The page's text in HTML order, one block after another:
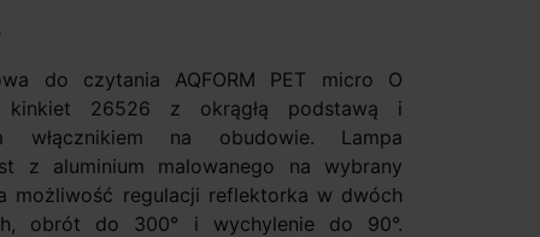
do czytania AQFORM PET micro O
kinkiet 26526 z okrągłą podstawą i
włącznikiem na obudowie. Lampa
z aluminium malowanego na wybrany
możliwość regulacji reflektorka w dwóch
obrót do 300° i wychylenie do 90°.